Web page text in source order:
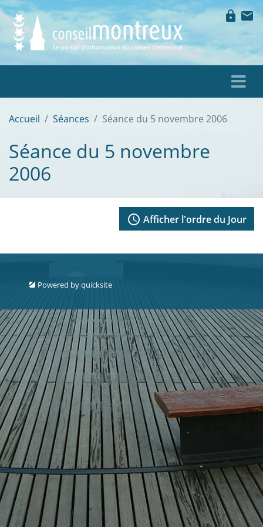
lock mail
Accueil Séances Séance du 5 novembre 2006
Séance du 5 novembre
2006
access_time Afficher l'ordre du Jour
Powered byquicksite